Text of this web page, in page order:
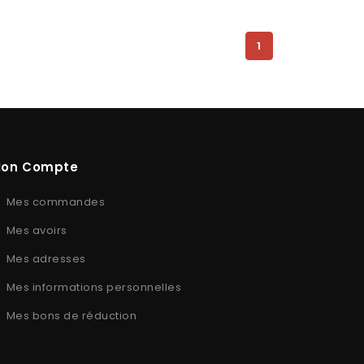
1
Compte
Mes commandes
Mes avoirs
Mes adresses
Mes informations personnelles
Mes bons de réduction